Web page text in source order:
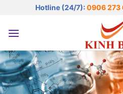
nội
Hotline (24/7): 0906 273